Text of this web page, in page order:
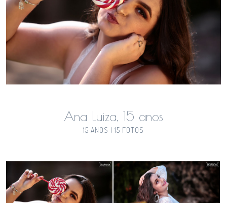
Ana Luiza, 15 anos
15 ANOS | 15 FOTOS
Guardar Guardar